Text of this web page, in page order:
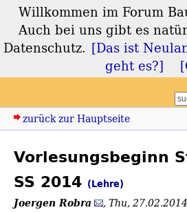
Forum
Umwelt
zurück zur Hauptseite
Vorlesungsbeginn
SS 2014 (Lehre)
Joergen Robra ,Thu,
Willkommen im Forum
Auch bei uns gibt es
Datenschutz. [Das ist
geht es?]